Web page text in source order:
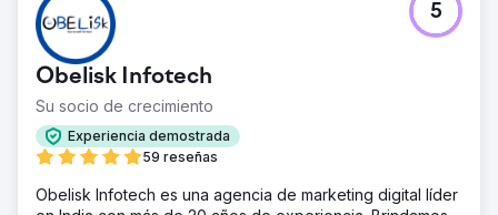
Obelisk Infotech
Su socio de crecimiento
Experiencia demostrada
59 reseñas
5
Obelisk Infotech es una agencia de marketing digital líder